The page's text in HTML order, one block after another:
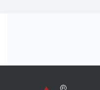
Формат